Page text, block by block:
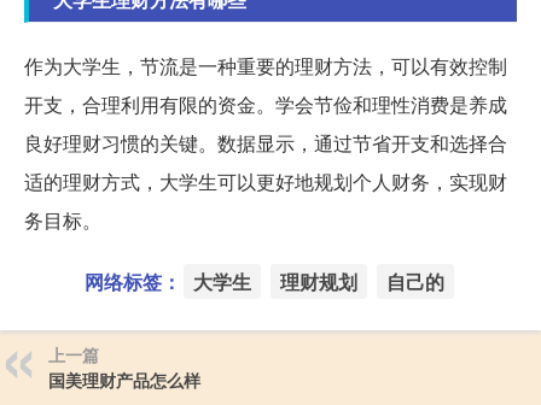
作为大学生，节流是一种重要的理财方法，可以有效控制
开支，合理利用有限的资金。学会节俭和理性消费是养成
良好理财习惯的关键。数据显示，通过节省开支和选择合
适的理财方式，大学生可以更好地规划个人财务，实现财
务目标。
网络标签： 大学生 理财规划 自己的
上一篇
国美理财产品怎么样